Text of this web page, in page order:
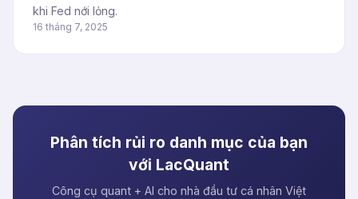
khi Fed nới lỏng.
16 tháng 7, 2025
Phân tích rủi ro danh mục của bạn
với LacQuant
Công cụ quant + AI cho nhà đầu tư cá nhân Việt